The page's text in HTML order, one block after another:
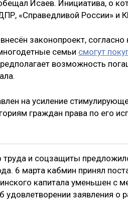
Исаев. Инициатива, о
«Справедливой России» и
внесён законопроект,
семьи смогут
возможность
на усиление
граждан права по его
труда и соцзащиты
6 марта кабмин принял
капитала уменьшен с
удовлетворении заявления о